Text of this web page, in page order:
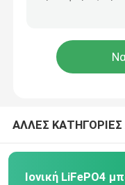
Μπαταρία
Lifepo4 μπαταρία
ΑΛΛΕΣ
Ιονική LiFePO4